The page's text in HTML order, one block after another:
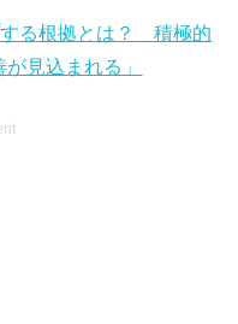
る根拠とは？ 積極的
見込まれる」